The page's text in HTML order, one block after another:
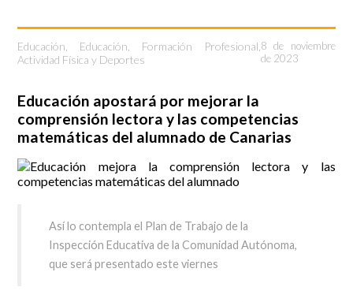
Educación
Educación, Formación Profesional,
Actividad Física y Deportes
8 de noviembre
de 2023
Educación apostará por mejorar la
comprensión lectora y las competencias
matemáticas del alumnado de Canarias
Así lo contempla el Plan de Trabajo de la
Inspección Educativa de la Comunidad Autónoma,
que será presentado este viernes